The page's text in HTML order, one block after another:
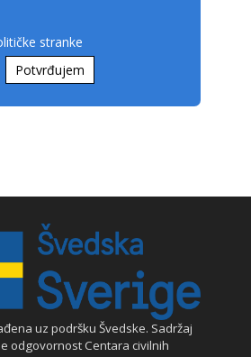
stranke
Potvrđujem
uz podršku Švedske. Sadržaj
odgovornost Centara civilnih